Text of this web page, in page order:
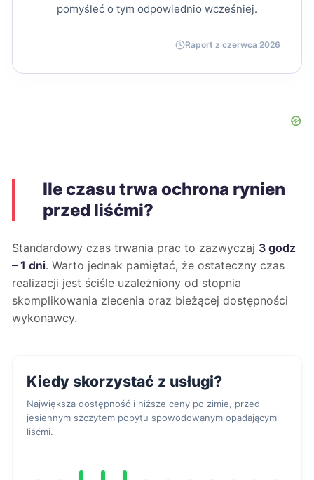
pomyśleć o tym odpowiednio wcześniej.
Raport z czerwca 2026
Ile czasu trwa ochrona rynien
przed liśćmi?
Standardowy czas trwania prac to zazwyczaj 3 godz
– 1 dni. Warto jednak pamiętać, że ostateczny czas
realizacji jest ściśle uzależniony od stopnia
skomplikowania zlecenia oraz bieżącej dostępności
wykonawcy.
Kiedy skorzystać z usługi?
Największa dostępność i niższe ceny po zimie, przed
jesiennym szczytem popytu spowodowanym opadającymi
liśćmi.